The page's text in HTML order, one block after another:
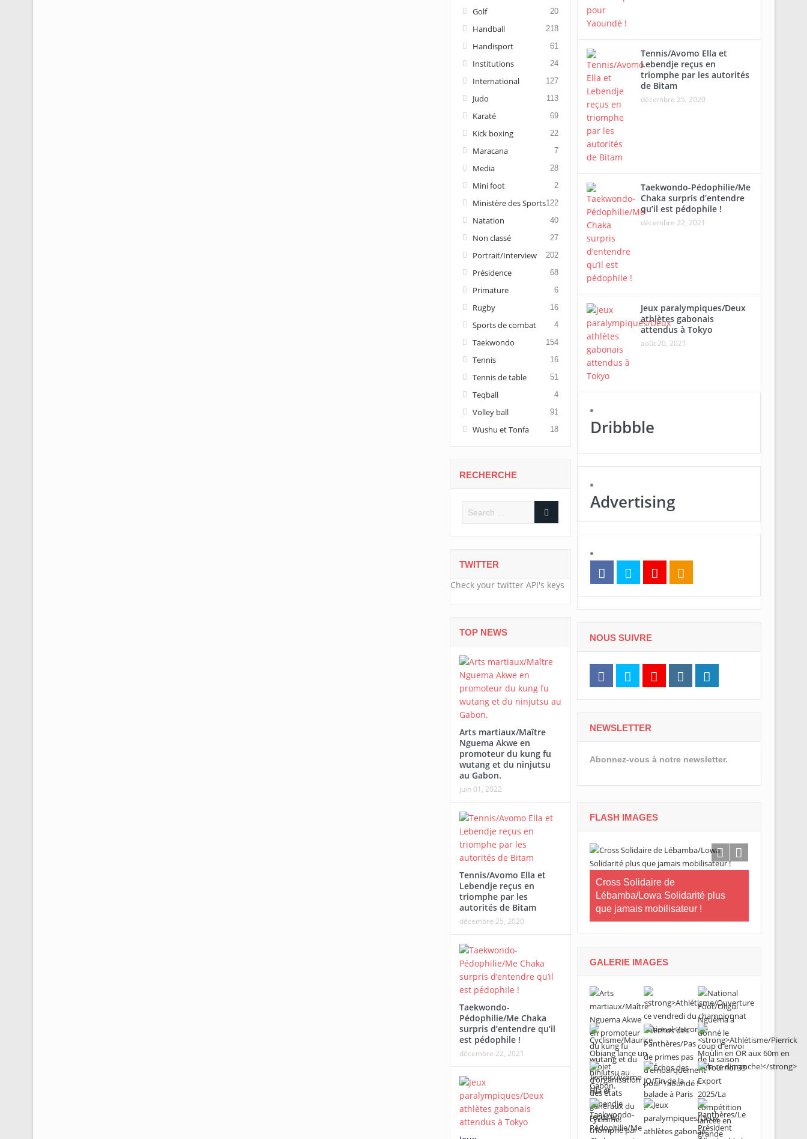
Golf 20
Handball 218
Handisport 61
Institutions 24
International 127
Judo 113
Karaté 69
Kick boxing 22
Maracana 7
Media 28
Mini foot 2
Ministère des Sports122
Natation 40
Non classé 27
Portrait/Interview 202
Présidence 68
Primature 6
Rugby 16
Sports de combat 4
Taekwondo 154
Tennis 16
Tennis de table 51
Teqball 4
Volley ball 91
Wushu et Tonfa 18
RECHERCHE
TWITTER
Check your twitter API's keys
TOP NEWS
Arts martiaux/Maître
Nguema Akwe en
promoteur du kung fu
wutang et du ninjutsu
au Gabon.
juin 01, 2022
Tennis/Avomo Ella et
Lebendje reçus en
triomphe par les
autorités de Bitam
décembre 25, 2020
Taekwondo-
Pédophilie/Me Chaka
surpris d’entendre qu’il
est pédophile !
décembre 22, 2021
Tennis/Avomo Ella et
Lebendje reçus en
triomphe par les autorités
de Bitam
décembre 25, 2020
Taekwondo-Pédophilie/Me
Chaka surpris d’entendre
qu’il est pédophile !
décembre 22, 2021
Jeux paralympiques/Deux
athlètes gabonais
attendus à Tokyo
août 20, 2021
Dribbble
Advertising
NOUS SUIVRE
NEWSLETTER
Abonnez-vous à notre newsletter.
FLASH IMAGES
Afrobasbet U18-2026/Le Gabon
écrasé par le Mali
Cross Solidaire de
Lébamba/Lowa Solidarité plus
que jamais mobilisateur !
GALERIE IMAGES